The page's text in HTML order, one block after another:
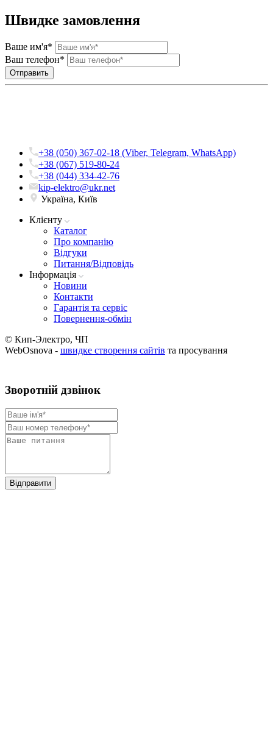
Швидке замовлення
Ваше им'я*
Ваш телефон*
+38 (050) 367-02-18 (Viber, Telegram, WhatsApp)
+38 (067) 519-80-24
+38 (044) 334-42-76
kip-elektro@ukr.net
Україна, Київ
Клієнту
Каталог
Про компанію
Вiдгуки
Питання/Відповідь
Iнформацiя
Новини
Контакти
Гарантія та сервіс
Повернення-обмін
© Кип-Электро, ЧП
WebOsnova - швидке створення сайтів та просування
Зворотнiй дзвiнок